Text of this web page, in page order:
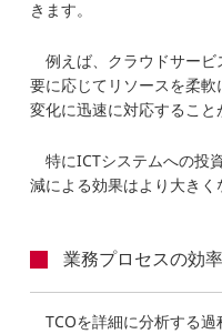
きます。
例えば、クラウドサー
要に応じてリソースを柔
変化に迅速に対応すること
特にICTシステムへの投
減による効果はより大きく
業務プロセスの効
TCOを詳細に分析する